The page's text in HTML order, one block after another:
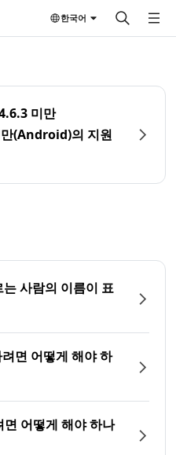
한국어
미만
(Android)의 지원
사람의 이름이 표
면 어떻게 해야 하
어떻게 해야 하나